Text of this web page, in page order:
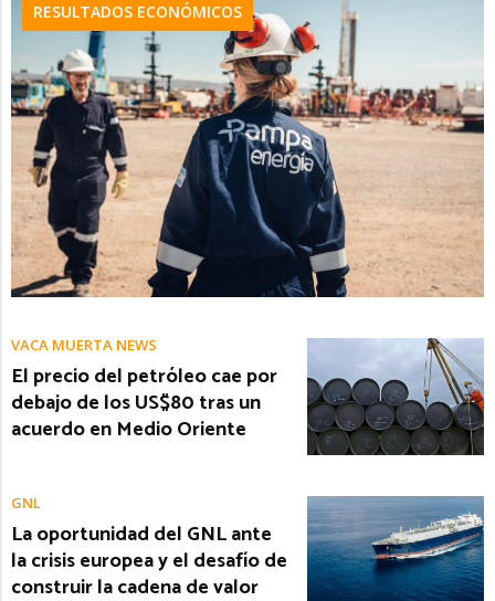
RESULTADOS ECONÓMICOS
VACA MUERTA NEWS
El precio del petróleo cae por
debajo de los US$80 tras un
acuerdo en Medio Oriente
GNL
La oportunidad del GNL ante
la crisis europea y el desafío de
construir la cadena de valor